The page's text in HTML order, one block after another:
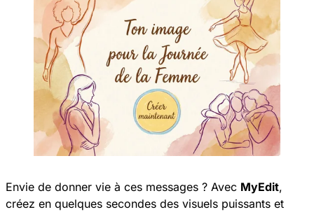
Envie de donner vie à ces messages ? Avec MyEdit,
créez en quelques secondes des visuels puissants et